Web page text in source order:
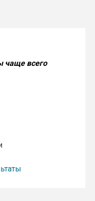
чаще всего